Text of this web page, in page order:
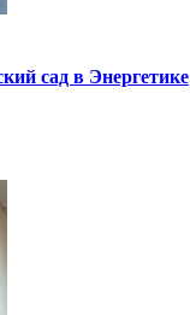
сад в Энергетике